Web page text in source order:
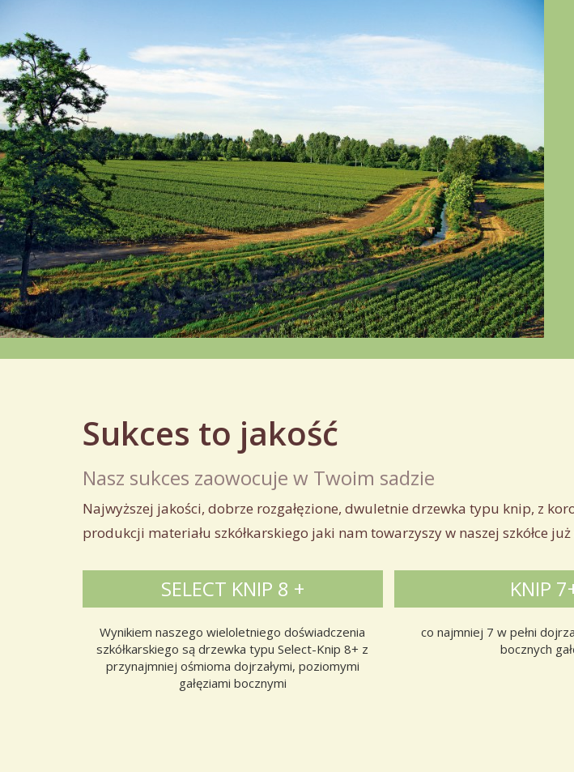
Sukces to jakość
Nasz sukces zaowocuje w Twoim sadzie
Najwyższej jakości, dobrze rozgałęzione, dwuletnie drzewka typu knip, z
produkcji materiału szkółkarskiego jaki nam towarzyszy w naszej szkółce
SELECT KNIP 8 +
Wynikiem naszego wieloletniego doświadczenia
szkółkarskiego są drzewka typu Select-Knip 8+ z
przynajmniej ośmioma dojrzałymi, poziomymi
gałęziami bocznymi
KNIP
co najmniej 7 w pełni
bocznych